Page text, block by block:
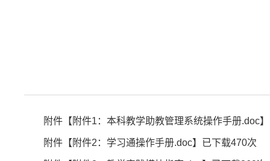
附件【 附件1：本科教学助教管理系统操作手册.doc
附件【 附件2：学习通操作手册.doc】已下载470次